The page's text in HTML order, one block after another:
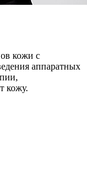
кожи с
аппаратных
кожу.